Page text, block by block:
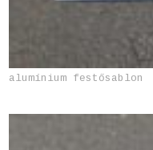
alumínium festősablon